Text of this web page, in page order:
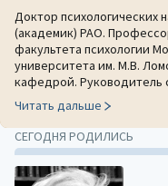
Доктор психологических
(академик) РАО.
факультета психологии
университета им. М.В.
кафедрой. Руководитель
Читать дальше
СЕГОДНЯ РОДИЛИСЬ